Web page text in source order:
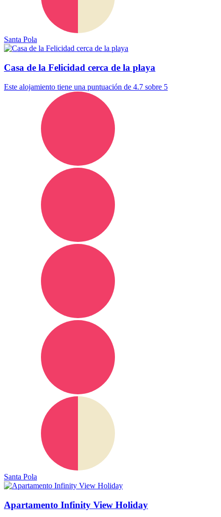
Santa Pola
Casa de la Felicidad cerca de la playa
Este alojamiento tiene una puntuación de 4.7 sobre 5
Santa Pola
Apartamento Infinity View Holiday